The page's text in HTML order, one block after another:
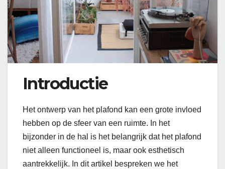
Introductie
Het ontwerp van het plafond kan een grote invloed
hebben op de sfeer van een ruimte. In het
bijzonder in de hal is het belangrijk dat het plafond
niet alleen functioneel is, maar ook esthetisch
aantrekkelijk. In dit artikel bespreken we het